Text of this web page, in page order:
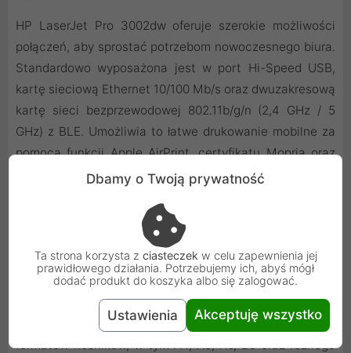
HP LaserJet Pro 3002dw oferuje szerokie możliwości
połączeń, aby sprostać potrzebom nowoczesnego biura.
Standardowo wyposażona jest w port Hi-Speed USB,
kartę sieciową Ethernet 10/100 Mb/s oraz dwuzakresową
kartę sieci bezprzewodowej 802.11b/g/n (2,4 GHz / 5
GHz) z BLE. Umożliwia to łatwe drukowanie mobilne za
pomocą funkcji Apple AirPrint, certyfikatu Mopria oraz
dedykowanej aplikacji HP Smart.
Urządzenie posiada standardowy podajnik papieru o
pojemności do 250 arkuszy lub 10 kopert. Odbiornik
mieści do 150 arkuszy. Drukarka obsługuje szeroką gamę
formatów nośników, w tym A4, A5, A6, B5 oraz różnego
Dbamy o Twoją prywatność
Ta strona korzysta z ciasteczek w celu zapewnienia jej
prawidłowego działania. Potrzebujemy ich, abyś mógł
dodać produkt do koszyka albo się zalogować.
Ustawienia Akceptuję wszystko